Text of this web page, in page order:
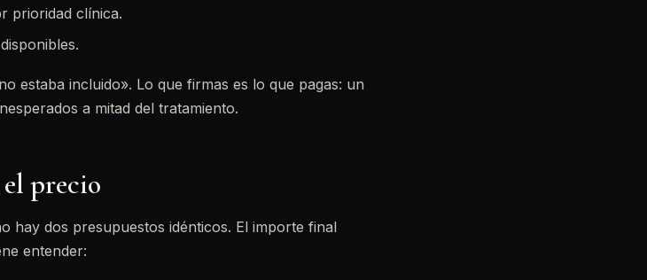
prioridad clínica.
disponibles.
estaba incluido». Lo que firmas es lo que pagas: un
a mitad del tratamiento.
precio
hay dos presupuestos idénticos. El importe final
entender: